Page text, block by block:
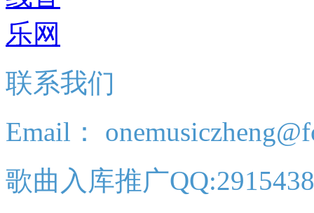
联系我们
Email：
歌曲入库推广